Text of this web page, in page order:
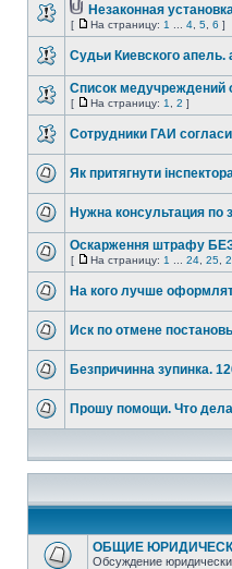
Незаконная
[ На страницу: 1 4 5 6 ]
Судьи Киевского
Список медучреждений
[ На страницу: 1 2 ]
Сотрудники ГАИ
Як притягнути
Нужна консультация по
Оскарження штрафу
[ На страницу: 1 24 25
На кого лучше
Иск по отмене
Безпричинна зупинка.
Прошу помощи. Что
ОБЩИЕ
Обсуждение